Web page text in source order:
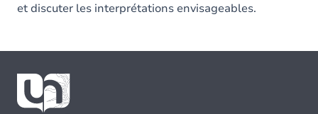
et discuter les interprétations envisageables.